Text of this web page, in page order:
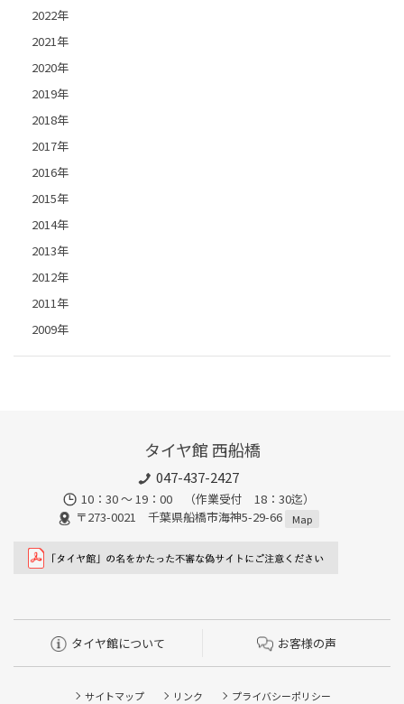
2022年
2021年
2020年
2019年
2018年
2017年
2016年
2015年
2014年
2013年
2012年
2011年
2009年
タイヤ館 西船橋
047-437-2427
10：30 ～ 19：00 （作業受付 18：30迄）
〒273-0021 千葉県船橋市海神5-29-66
Map
タイヤ館について お客様の声
サイトマップ リンク プライバシーポリシー